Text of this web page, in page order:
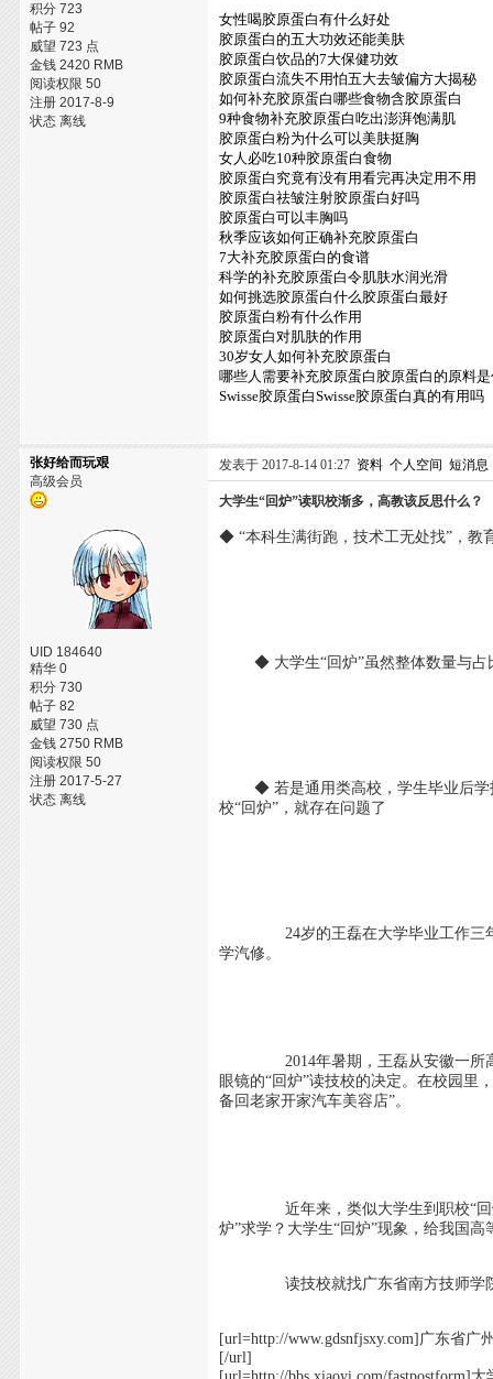
积分 723
帖子 92
威望 723 点
金钱 2420 RMB
阅读权限 50
注册 2017-8-9
状态 离线
女性喝胶原蛋白有什么好处
胶原蛋白的五大功效还能美肤
胶原蛋白饮品的7大保健功效
胶原蛋白流失不用怕五大去皱偏方大揭秘
如何补充胶原蛋白哪些食物含胶原蛋白
9种食物补充胶原蛋白吃出澎湃饱满肌
胶原蛋白粉为什么可以美肤挺胸
女人必吃10种胶原蛋白食物
胶原蛋白究竟有没有用看完再决定用不用
胶原蛋白祛皱注射胶原蛋白好吗
胶原蛋白可以丰胸吗
秋季应该如何正确补充胶原蛋白
7大补充胶原蛋白的食谱
科学的补充胶原蛋白令肌肤水润光滑
如何挑选胶原蛋白什么胶原蛋白最好
胶原蛋白粉有什么作用
胶原蛋白对肌肤的作用
30岁女人如何补充胶原蛋白
哪些人需要补充胶原蛋白胶原蛋白的原料
Swisse胶原蛋白Swisse胶原蛋白真的有用吗
张好给而玩艰
高级会员
UID 184640
精华 0
积分 730
帖子 82
威望 730 点
金钱 2750 RMB
阅读权限 50
注册 2017-5-27
状态 离线
发表于 2017-8-14 01:27 资料 个人空间 短消息
大学生“回炉”读职校渐多，高教该反思什么？
◆ “本科生满街跑，技术工无处找”，教
◆ 大学生“回炉”虽然整体数量与占
◆ 若是通用类高校，学生毕业后学技
校“回炉”，就存在问题了
24岁的王磊在大学毕业工作三年后
学汽修。
2014年暑期，王磊从安徽一所高校
眼镜的“回炉”读技校的决定。在校园里
备回老家开家汽车美容店”。
近年来，类似大学生到职校“回炉”
炉”求学？大学生“回炉”现象，给我国
读技校就找广东省南方技师学院
[url=http://www.gdsnfjsxy.com]广东省
[/url]